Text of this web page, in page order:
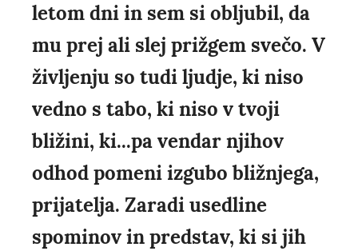
letom dni in sem si obljubil, da
mu prej ali slej prižgem svečo. V
življenju so tudi ljudje, ki niso
vedno s tabo, ki niso v tvoji
bližini, ki...pa vendar njihov
odhod pomeni izgubo bližnjega,
prijatelja. Zaradi usedline
spominov in predstav, ki si jih